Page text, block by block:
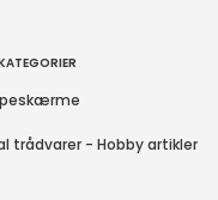
trådvarer - Hobby artikler